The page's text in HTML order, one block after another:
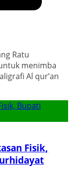
Ratu
menimba
Al qur’an
Fisik,